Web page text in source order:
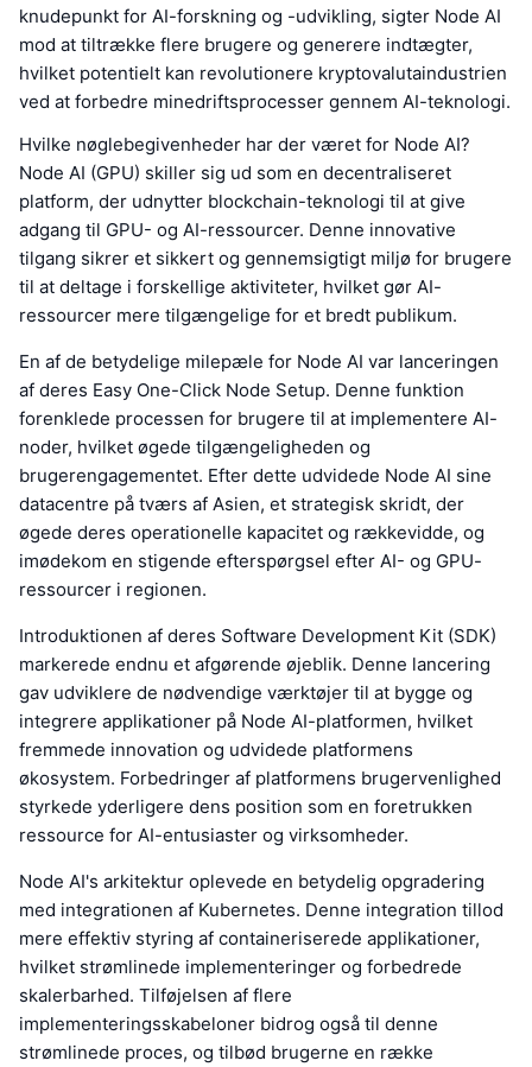
knudepunkt for AI-forskning og -udvikling, sigter Node AI
mod at tiltrække flere brugere og generere indtægter,
hvilket potentielt kan revolutionere kryptovalutaindustrien
ved at forbedre minedriftsprocesser gennem AI-teknologi.
Hvilke nøglebegivenheder har der været for Node AI?
Node AI (GPU) skiller sig ud som en decentraliseret
platform, der udnytter blockchain-teknologi til at give
adgang til GPU- og AI-ressourcer. Denne innovative
tilgang sikrer et sikkert og gennemsigtigt miljø for brugere
til at deltage i forskellige aktiviteter, hvilket gør AI-
ressourcer mere tilgængelige for et bredt publikum.
En af de betydelige milepæle for Node AI var lanceringen
af deres Easy One-Click Node Setup. Denne funktion
forenklede processen for brugere til at implementere AI-
noder, hvilket øgede tilgængeligheden og
brugerengagementet. Efter dette udvidede Node AI sine
datacentre på tværs af Asien, et strategisk skridt, der
øgede deres operationelle kapacitet og rækkevidde, og
imødekom en stigende efterspørgsel efter AI- og GPU-
ressourcer i regionen.
Introduktionen af deres Software Development Kit (SDK)
markerede endnu et afgørende øjeblik. Denne lancering
gav udviklere de nødvendige værktøjer til at bygge og
integrere applikationer på Node AI-platformen, hvilket
fremmede innovation og udvidede platformens
økosystem. Forbedringer af platformens brugervenlighed
styrkede yderligere dens position som en foretrukken
ressource for AI-entusiaster og virksomheder.
Node AI's arkitektur oplevede en betydelig opgradering
med integrationen af Kubernetes. Denne integration tillod
mere effektiv styring af containeriserede applikationer,
hvilket strømlinede implementeringer og forbedrede
skalerbarhed. Tilføjelsen af flere
implementeringsskabeloner bidrog også til denne
strømlinede proces, og tilbød brugerne en række